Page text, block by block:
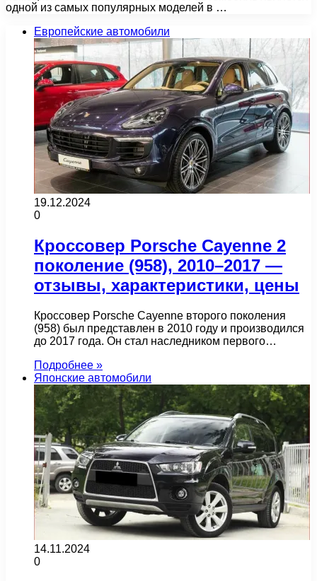
одной из самых популярных моделей в …
Европейские автомобили
19.12.2024
0
Кроссовер Porsche Cayenne 2
поколение (958), 2010–2017 —
отзывы, характеристики, цены
Кроссовер Porsche Cayenne второго поколения
(958) был представлен в 2010 году и производился
до 2017 года. Он стал наследником первого…
Подробнее »
Японские автомобили
14.11.2024
0